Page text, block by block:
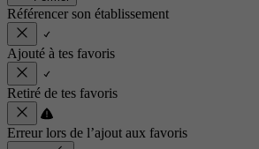
Référencer son établissement
Ajouté à tes favoris
Retiré de tes favoris
Erreur lors de l’ajout aux favoris